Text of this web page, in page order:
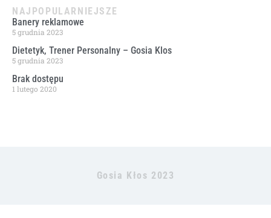
NAJPOPULARNIEJSZE
Banery reklamowe
5 grudnia 2023
Dietetyk, Trener Personalny – Gosia Klos
5 grudnia 2023
Brak dostępu
1 lutego 2020
Gosia Kłos 2023